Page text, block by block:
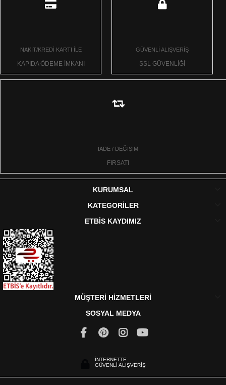
NAKİT/KREDİ KARTI İLE
KAPIDA ÖDEME İMKANI
GÜVENLİ ALIŞVERİŞ
SSL GÜVENLİĞİ
İADE / DEĞİŞİM
FIRSATI
KURUMSAL
KATEGORİLER
ETBİS KAYDIMIZ
MÜŞTERİ HİZMETLERİ
SOSYAL MEDYA
İNTERNETTE
GÜVENLİ ALIŞVERİŞ